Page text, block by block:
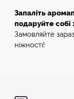
Запаліть
подаруйте собі
Замовляйте
ніжності!